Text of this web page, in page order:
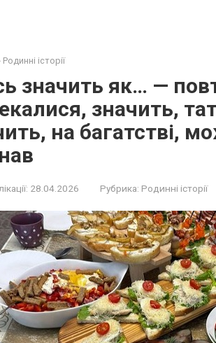
Родинні історії
значить як… —
значить,
на багатстві,
28.04.2026 Рубрика: Родинні історії